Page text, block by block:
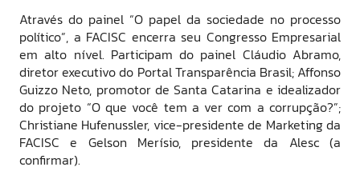
Através do painel “O papel da sociedade no processo
político”, a FACISC encerra seu Congresso Empresarial
em alto nível. Participam do painel Cláudio Abramo,
diretor executivo do Portal Transparência Brasil; Affonso
Guizzo Neto, promotor de Santa Catarina e idealizador
do projeto “O que você tem a ver com a corrupção?”;
Christiane Hufenussler, vice-presidente de Marketing da
FACISC e Gelson Merísio, presidente da Alesc (a
confirmar).